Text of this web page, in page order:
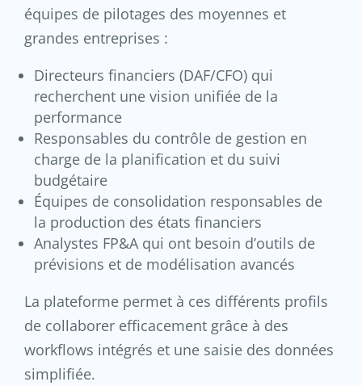
équipes de pilotages des moyennes et
grandes entreprises :
Directeurs financiers (DAF/CFO) qui
recherchent une vision unifiée de la
performance
Responsables du contrôle de gestion en
charge de la planification et du suivi
budgétaire
Équipes de consolidation responsables de
la production des états financiers
Analystes FP&A qui ont besoin d’outils de
prévisions et de modélisation avancés
La plateforme permet à ces différents profils
de collaborer efficacement grâce à des
workflows intégrés et une saisie des données
simplifiée.